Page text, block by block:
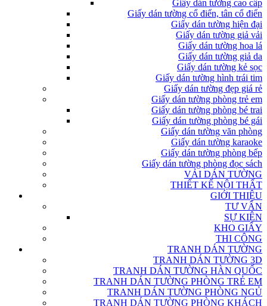
Giấy dán tường cao cấp
Giấy dán tường cổ điển, tân cổ điển
Giấy dán tường hiện đại
Giấy dán tường giả vải
Giấy dán tường hoa lá
Giấy dán tường giả da
Giấy dán tường kẻ sọc
Giấy dán tường hình trái tim
Giấy dán tường đẹp giá rẻ
Giấy dán tường phòng trẻ em
Giấy dán tường phòng bé trai
Giấy dán tường phòng bé gái
Giấy dán tường văn phòng
Giấy dán tường karaoke
Giấy dán tường phòng bếp
Giấy dán tường phòng đọc sách
VẢI DÁN TƯỜNG
THIẾT KẾ NỘI THẤT
GIỚI THIỆU
TƯ VẤN
SỰ KIỆN
KHO GIẤY
THI CÔNG
TRANH DÁN TƯỜNG
TRANH DÁN TƯỜNG 3D
TRANH DÁN TƯỜNG HÀN QUỐC
TRANH DÁN TƯỜNG PHÒNG TRẺ EM
TRANH DÁN TƯỜNG PHÒNG NGỦ
TRANH DÁN TƯỜNG PHÒNG KHÁCH